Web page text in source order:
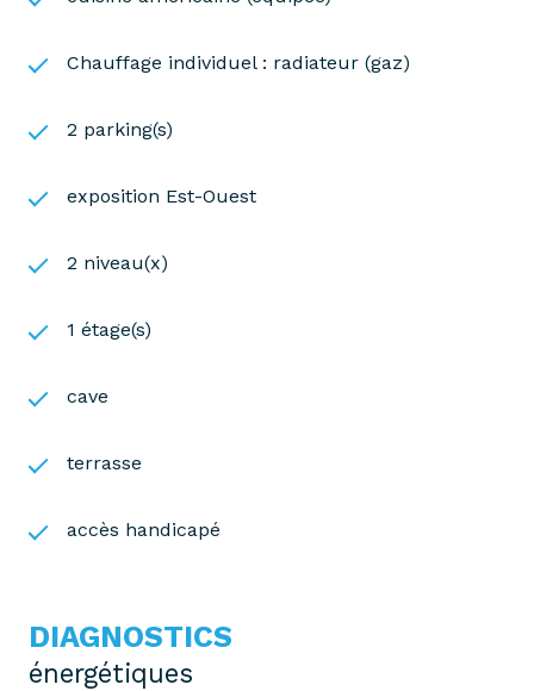
Chauffage individuel : radiateur (gaz)
2 parking(s)
exposition Est-Ouest
2 niveau(x)
1 étage(s)
cave
terrasse
accès handicapé
DIAGNOSTICS
énergétiques